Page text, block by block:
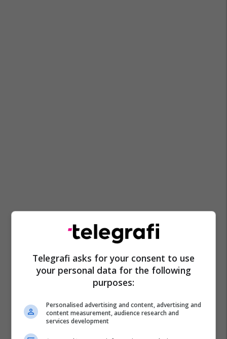
Telegrafi asks for your consent to use
your personal data for the following
purposes:
Personalised advertising and content, advertising and
content measurement, audience research and
services development